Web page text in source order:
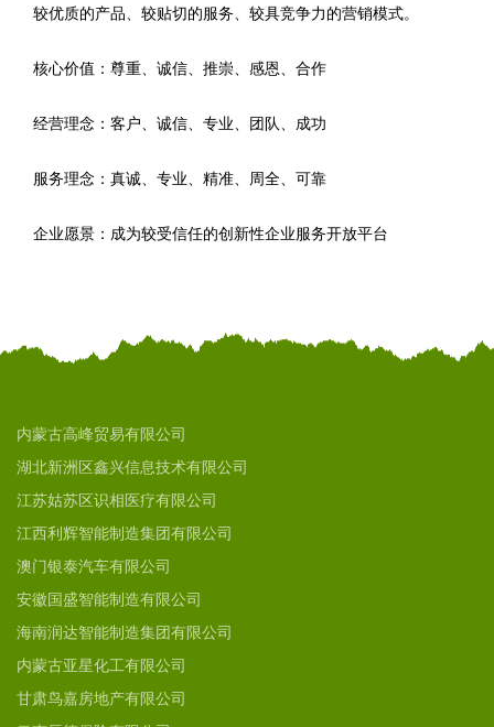
较优质的产品、较贴切的服务、较具竞争力的营销模式。
核心价值：尊重、诚信、推崇、感恩、合作
经营理念：客户、诚信、专业、团队、成功
服务理念：真诚、专业、精准、周全、可靠
企业愿景：成为较受信任的创新性企业服务开放平台
内蒙古高峰贸易有限公司
湖北新洲区鑫兴信息技术有限公司
江苏姑苏区识相医疗有限公司
江西利辉智能制造集团有限公司
澳门银泰汽车有限公司
安徽国盛智能制造有限公司
海南润达智能制造集团有限公司
内蒙古亚星化工有限公司
甘肃鸟嘉房地产有限公司